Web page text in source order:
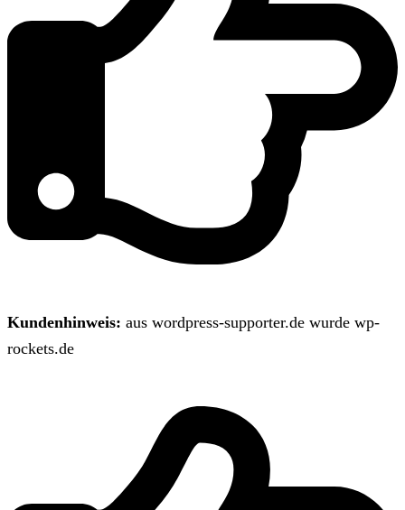
Kundenhinweis: aus wordpress-supporter.de wurde wp-
rockets.de